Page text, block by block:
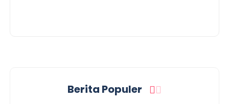
Berita Populer